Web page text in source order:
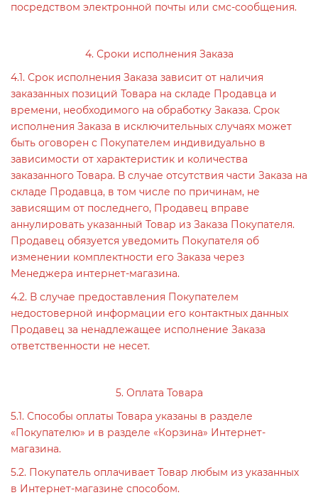
посредством электронной почты или смс-сообщения.
4. Сроки исполнения Заказа
4.1. Срок исполнения Заказа зависит от наличия
заказанных позиций Товара на складе Продавца и
времени, необходимого на обработку Заказа. Срок
исполнения Заказа в исключительных случаях может
быть оговорен с Покупателем индивидуально в
зависимости от характеристик и количества
заказанного Товара. В случае отсутствия части Заказа на
складе Продавца, в том числе по причинам, не
зависящим от последнего, Продавец вправе
аннулировать указанный Товар из Заказа Покупателя.
Продавец обязуется уведомить Покупателя об
изменении комплектности его Заказа через
Менеджера интернет-магазина.
4.2. В случае предоставления Покупателем
недостоверной информации его контактных данных
Продавец за ненадлежащее исполнение Заказа
ответственности не несет.
5. Оплата Товара
5.1. Способы оплаты Товара указаны в разделе
«Покупателю» и в разделе «Корзина» Интернет-
магазина.
5.2. Покупатель оплачивает Товар любым из указанных
в Интернет-магазине способом.